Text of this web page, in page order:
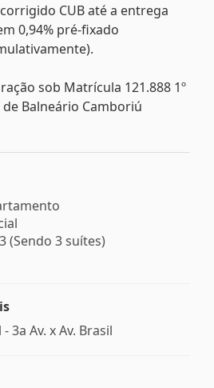
CUB até a entrega
0,94% pré-fixado
sob Matrícula 121.888 1º
Balneário Camboriú
(Sendo 3 suítes)
3a Av. x Av. Brasil